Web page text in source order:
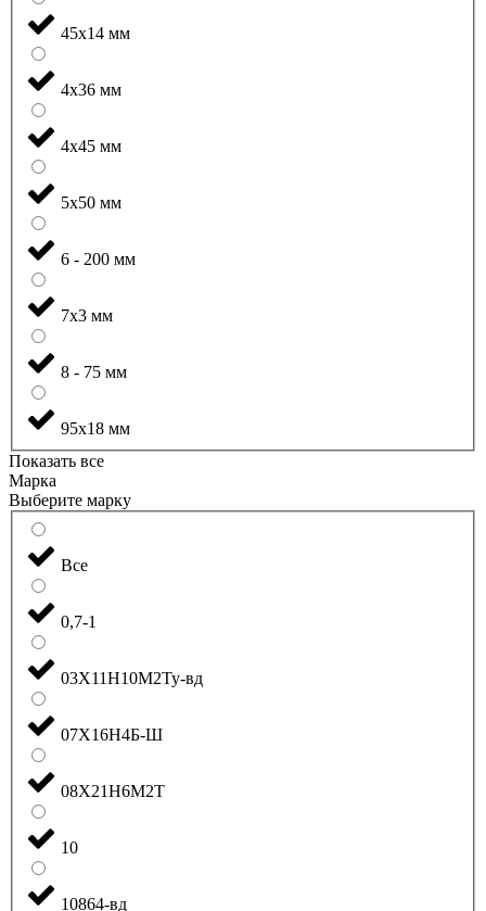
45x14 мм
4x36 мм
4x45 мм
5x50 мм
6 - 200 мм
7x3 мм
8 - 75 мм
95x18 мм
Показать все
Марка
Выберите марку
Все
0,7-1
03Х11Н10М2Ту-вд
07Х16Н4Б-Ш
08Х21Н6М2Т
10
10864-вд